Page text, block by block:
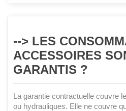
--> LES
ACCESSOIRES
GARANTIS ?
La garantie contractuelle couvre
ou hydrauliques. Elle ne couvre